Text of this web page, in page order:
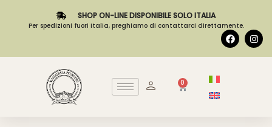
SHOP ON-LINE DISPONIBILE SOLO ITALIA
Per spedizioni fuori Italia, preghiamo di contattarci direttamente.
0